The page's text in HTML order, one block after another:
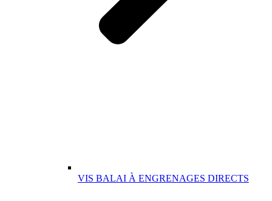
VIS BALAI À ENGRENAGES DIRECTS